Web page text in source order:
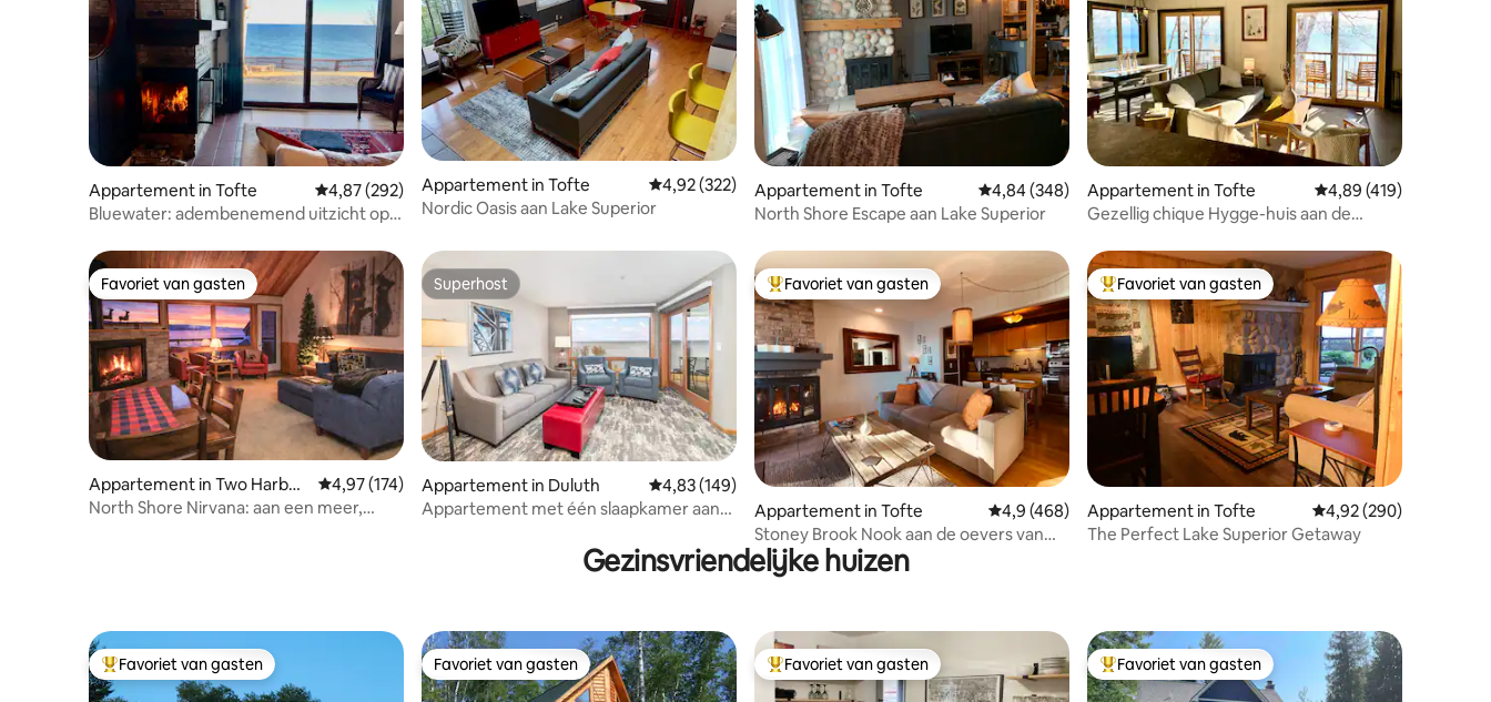
Appartement in Tofte Gemiddelde beoordeling van 4,87 uit 5, 292 recensies
4,87 (292)
Bluewater: adembenemend uitzicht op
Appartement in Tofte Gemiddelde beoordeling van 4,92 uit 5, 322 recensies
4,92 (322)
Nordic Oasis aan Lake Superior
Appartement in Tofte Gemiddelde beoordeling van 4,84 uit 5, 348 recensies
4,84 (348)
North Shore Escape aan Lake Superior
Appartement in Tofte Gemiddelde
4,89 (419)
Gezellig chique Hygge-huis aan de
Favoriet van gasten
Favoriet van gasten
Appartement in Two Harbor
s
Gemiddelde beoordeling van 4,97 uit 5, 174 recensies
4,97 (174)
North Shore Nirvana: aan een meer,
Superhost
Superhost
Appartement in Duluth Gemiddelde beoordeling van 4,83 uit 5, 149 recensies
4,83 (149)
Appartement met één slaapkamer aan
Topfavoriet van gasten
Favoriet van gasten
Appartement in Tofte Gemiddelde beoordeling van 4,9 uit 5, 468 recensies
4,9 (468)
Stoney Brook Nook aan de oevers van
Lake Superior
Topfavoriet van gasten
Favoriet van gasten
Appartement in Tofte Gemiddelde
4,92 (290)
The Perfect Lake Superior Getaway
Gezinsvriendelijke huizen
Topfavoriet van gasten
Favoriet van gasten Favoriet van gasten
Favoriet van gasten Topfavoriet van gasten
Favoriet van gasten Topfavoriet van gasten
Favoriet van gasten